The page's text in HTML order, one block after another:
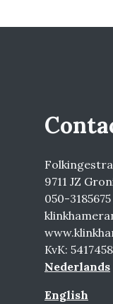
9711 JZ
050-
KvK:
Nederlands
English